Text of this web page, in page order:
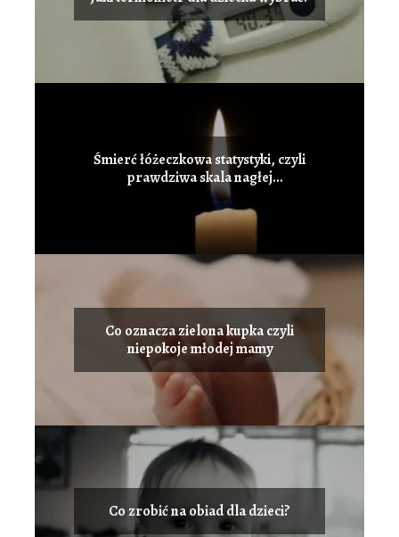
Śmierć łóżeczkowa statystyki, czyli
prawdziwa skala nagłej
umieralności niemowląt
Co oznacza zielona kupka czyli
niepokoje młodej mamy
Co zrobić na obiad dla dzieci?